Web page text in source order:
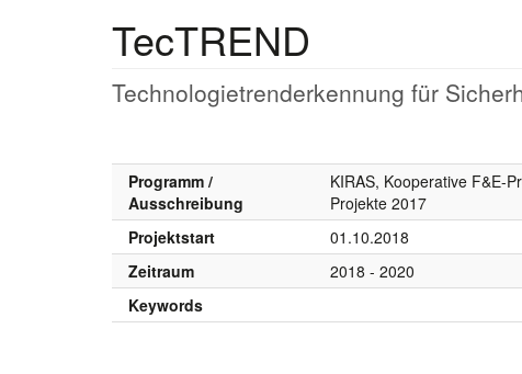
TecTREND
Technologietrenderkennung für
Programm /
Ausschreibung
KIRAS, Kooperative F&E-
Projekte 2017
Projektstart 01.10.2018
Zeitraum
2018 - 2020
Keywords